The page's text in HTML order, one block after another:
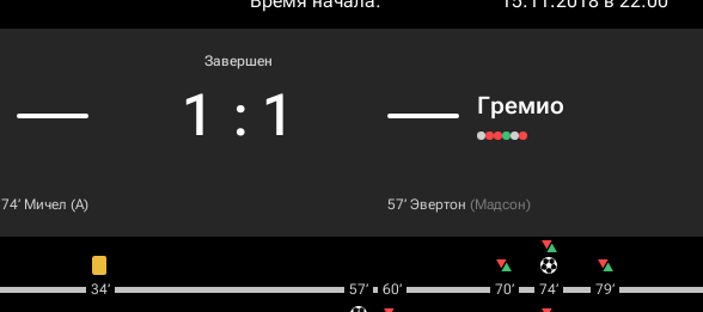
Завершен
1 : 1 Гремио
74‎’‎ Мичел (А) 57‎’‎ Эвертон (Мадсон)
34‎’‎ 57‎’‎ 60‎’‎ 70‎’‎ 74‎’‎ 79‎’‎